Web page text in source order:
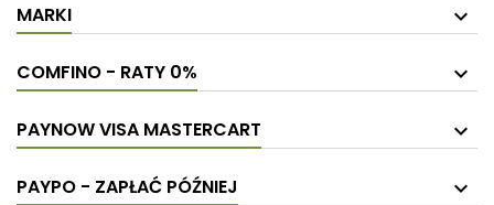
MARKI
COMFINO - RATY 0%
PAYNOW VISA MASTERCART
PAYPO - ZAPŁAĆ PÓŹNIEJ